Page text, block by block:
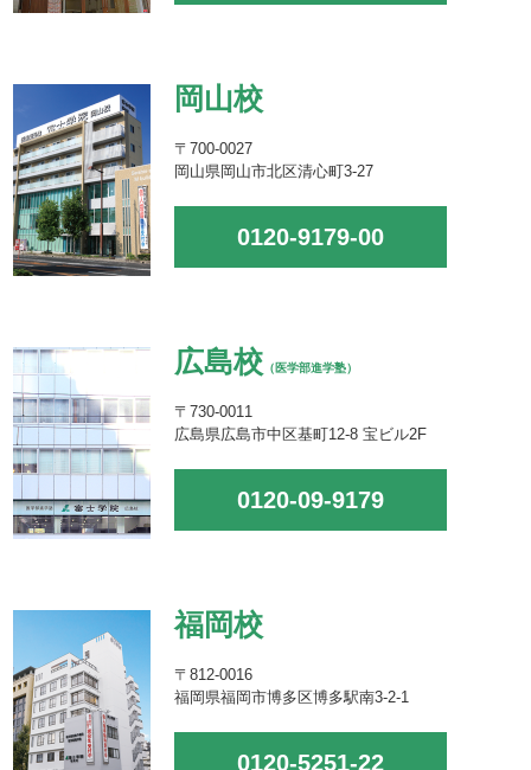
岡山校
〒700-0027
岡山県岡山市北区清心町3-27
0120-9179-00
広島校 （医学部進学塾）
〒730-0011
広島県広島市中区基町12-8 宝ビル2F
0120-09-9179
福岡校
〒812-0016
福岡県福岡市博多区博多駅南3-2-1
0120-5251-22